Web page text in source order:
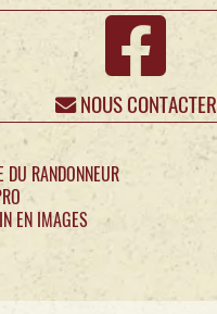
NOUS CONTACTER
DU RANDONNEUR
EN IMAGES